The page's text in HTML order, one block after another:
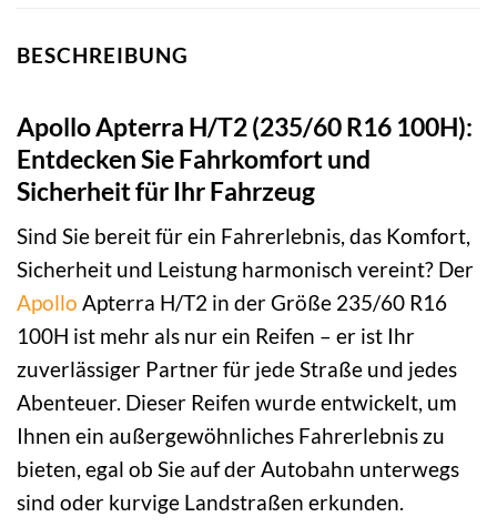
BESCHREIBUNG
Apollo Apterra H/T2 (235/60 R16 100H):
Entdecken Sie Fahrkomfort und
Sicherheit für Ihr Fahrzeug
Sind Sie bereit für ein Fahrerlebnis, das Komfort,
Sicherheit und Leistung harmonisch vereint? Der
Apollo Apterra H/T2 in der Größe 235/60 R16
100H ist mehr als nur ein Reifen – er ist Ihr
zuverlässiger Partner für jede Straße und jedes
Abenteuer. Dieser Reifen wurde entwickelt, um
Ihnen ein außergewöhnliches Fahrerlebnis zu
bieten, egal ob Sie auf der Autobahn unterwegs
sind oder kurvige Landstraßen erkunden.